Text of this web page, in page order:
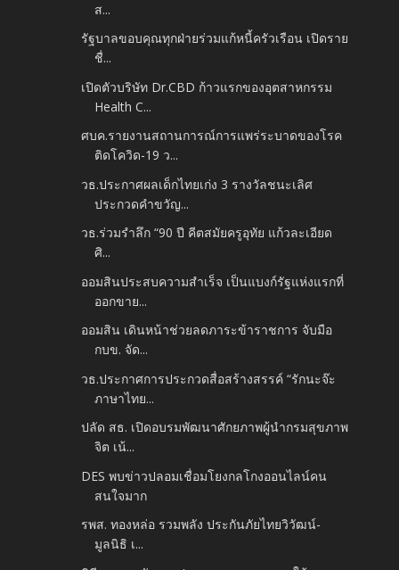
ส...
รัฐบาลขอบคุณทุกฝ่ายร่วมแก้หนี้ครัวเรือน เปิดราย
ชื่...
เปิดตัวบริษัท Dr.CBD ก้าวแรกของอุตสาหกรรม
Health C...
ศบค.รายงานสถานการณ์การแพร่ระบาดของโรค
ติดโควิด-19 ว...
วธ.ประกาศผลเด็กไทยเก่ง 3 รางวัลชนะเลิศ
ประกวดคำขวัญ...
วธ.ร่วมรำลึก “90 ปี คีตสมัยครูอุทัย แก้วละเอียด
ศิ...
ออมสินประสบความสำเร็จ เป็นแบงก์รัฐแห่งแรกที่
ออกขาย...
ออมสิน เดินหน้าช่วยลดภาระข้าราชการ จับมือ
กบข. จัด...
วธ.ประกาศการประกวดสื่อสร้างสรรค์ “รักนะจ๊ะ
ภาษาไทย...
ปลัด สธ. เปิดอบรมพัฒนาศักยภาพผู้นำกรมสุขภาพ
จิต เน้...
DES พบข่าวปลอมเชื่อมโยงกลโกงออนไลน์คน
สนใจมาก
รพส. ทองหล่อ รวมพลัง ประกันภัยไทยวิวัฒน์-
มูลนิธิ เ...